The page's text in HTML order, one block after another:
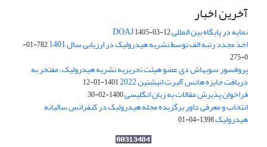
آخرین اخبار
نمایه در پایگاه بین المللی DOAJ1405-03-12
اخذ مجدد رتبه الف توسط نشریه هیدرولیک در ارزیابی سال 1401
782-01-
0-275
پروفسور سوبهاش دی عضو هیئت تحریریه نشریه هیدرولیک، مفتخر به
دریافت جایزه هانس آلبرت انیشتین 2022 1401-01-12
فراخوان پذیرش مقالات به زبان انگلیسی1400-02-30
انتخاب و معرفی داور برگزیده مجله هیدرولیک در کنفرانس سالیانه
هیدرولیک1398-04-01